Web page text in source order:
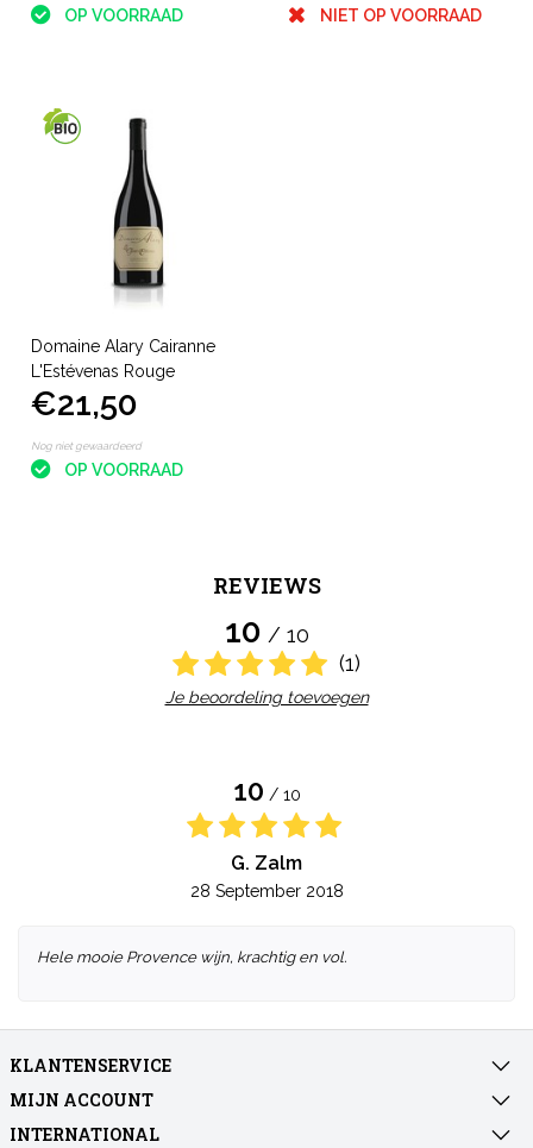
OP VOORRAAD NIET OP VOORRAAD
Domaine Alary Cairanne
L'Estévenas Rouge
€21,50
Nog niet gewaardeerd
OP VOORRAAD
REVIEWS
10 / 10
(1)
Je beoordeling toevoegen
10 / 10
G. Zalm
28 September 2018
Hele mooie Provence wijn, krachtig en vol.
KLANTENSERVICE
MIJN ACCOUNT
INTERNATIONAL